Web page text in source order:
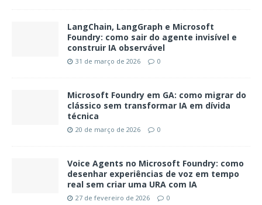
LangChain, LangGraph e Microsoft
Foundry: como sair do agente invisível e
construir IA observável
31 de março de 2026 0
Microsoft Foundry em GA: como migrar do
clássico sem transformar IA em dívida
técnica
20 de março de 2026 0
Voice Agents no Microsoft Foundry: como
desenhar experiências de voz em tempo
real sem criar uma URA com IA
27 de fevereiro de 2026 0